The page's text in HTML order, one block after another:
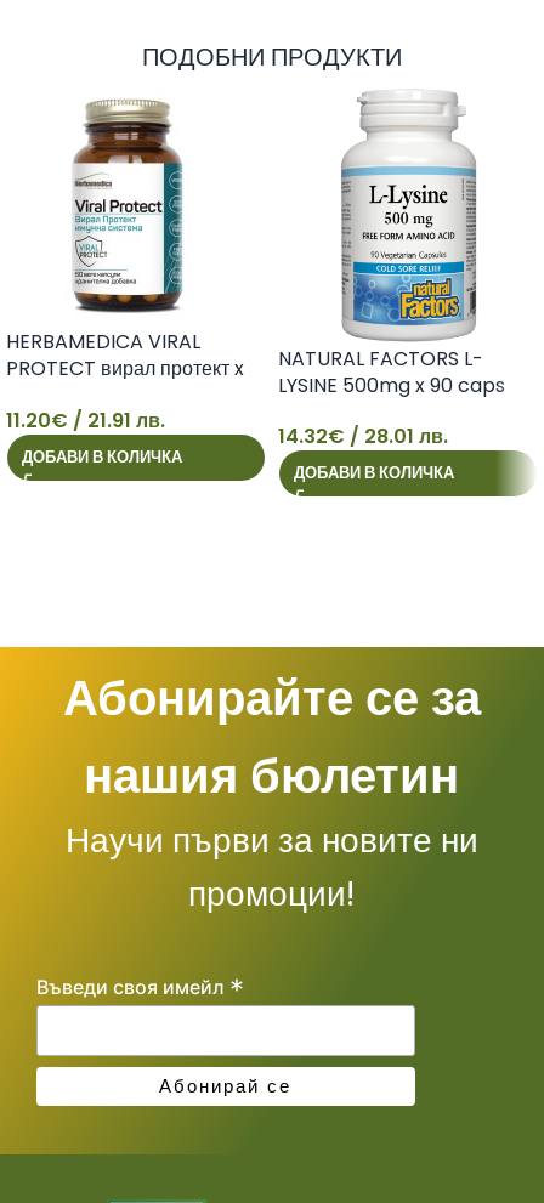
ПОДОБНИ ПРОДУКТИ
11
HERBAMEDICA VIRAL
PROTECT вирал протект x
11.20€ / 21.91 лв.
ДОБАВИ В КОЛИЧКА 14
NATURAL FACTORS L-
LYSINE 500mg x 90 caps
14.32€ / 28.01 лв.
ДОБАВИ В КОЛИЧКА
Абонирайте се за
нашия бюлетин
Научи първи за новите ни
промоции!
Въведи своя имейл *